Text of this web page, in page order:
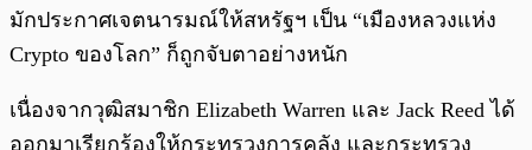
มักประกาศเจตนารมณ์ให้สหรัฐฯ เป็น “เมืองหลวงแห่ง
Crypto ของโลก” ก็ถูกจับตาอย่างหนัก
เนื่องจากวุฒิสมาชิก Elizabeth Warren และ Jack Reed ได้
ออกมาเรียกร้องให้กระทรวงการคลัง และกระทรวง